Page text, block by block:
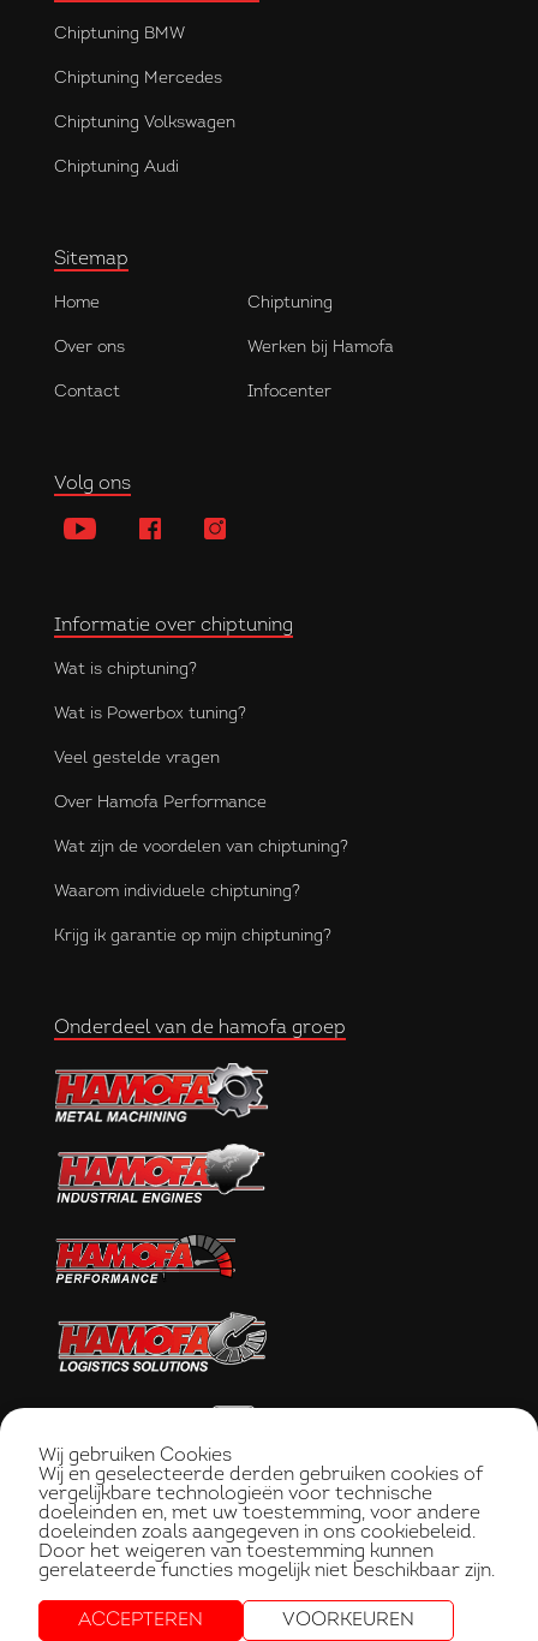
Wij gebruiken Cookies
Wij en geselecteerde derden gebruiken cookies of
vergelijkbare technologieën voor technische
doeleinden en, met uw toestemming, voor andere
doeleinden zoals aangegeven in ons cookiebeleid.
Door het weigeren van toestemming kunnen
gerelateerde functies mogelijk niet beschikbaar zijn.
ACCEPTEREN VOORKEUREN
Chiptuning BMW
Chiptuning Mercedes
Chiptuning Volkswagen
Chiptuning Audi
Sitemap
Home Chiptuning
Over ons Werken bij Hamofa
Contact Infocenter
Volg ons
Informatie over chiptuning
Wat is chiptuning?
Wat is Powerbox tuning?
Veel gestelde vragen
Over Hamofa Performance
Wat zijn de voordelen van chiptuning?
Waarom individuele chiptuning?
Krijg ik garantie op mijn chiptuning?
Onderdeel van de hamofa groep